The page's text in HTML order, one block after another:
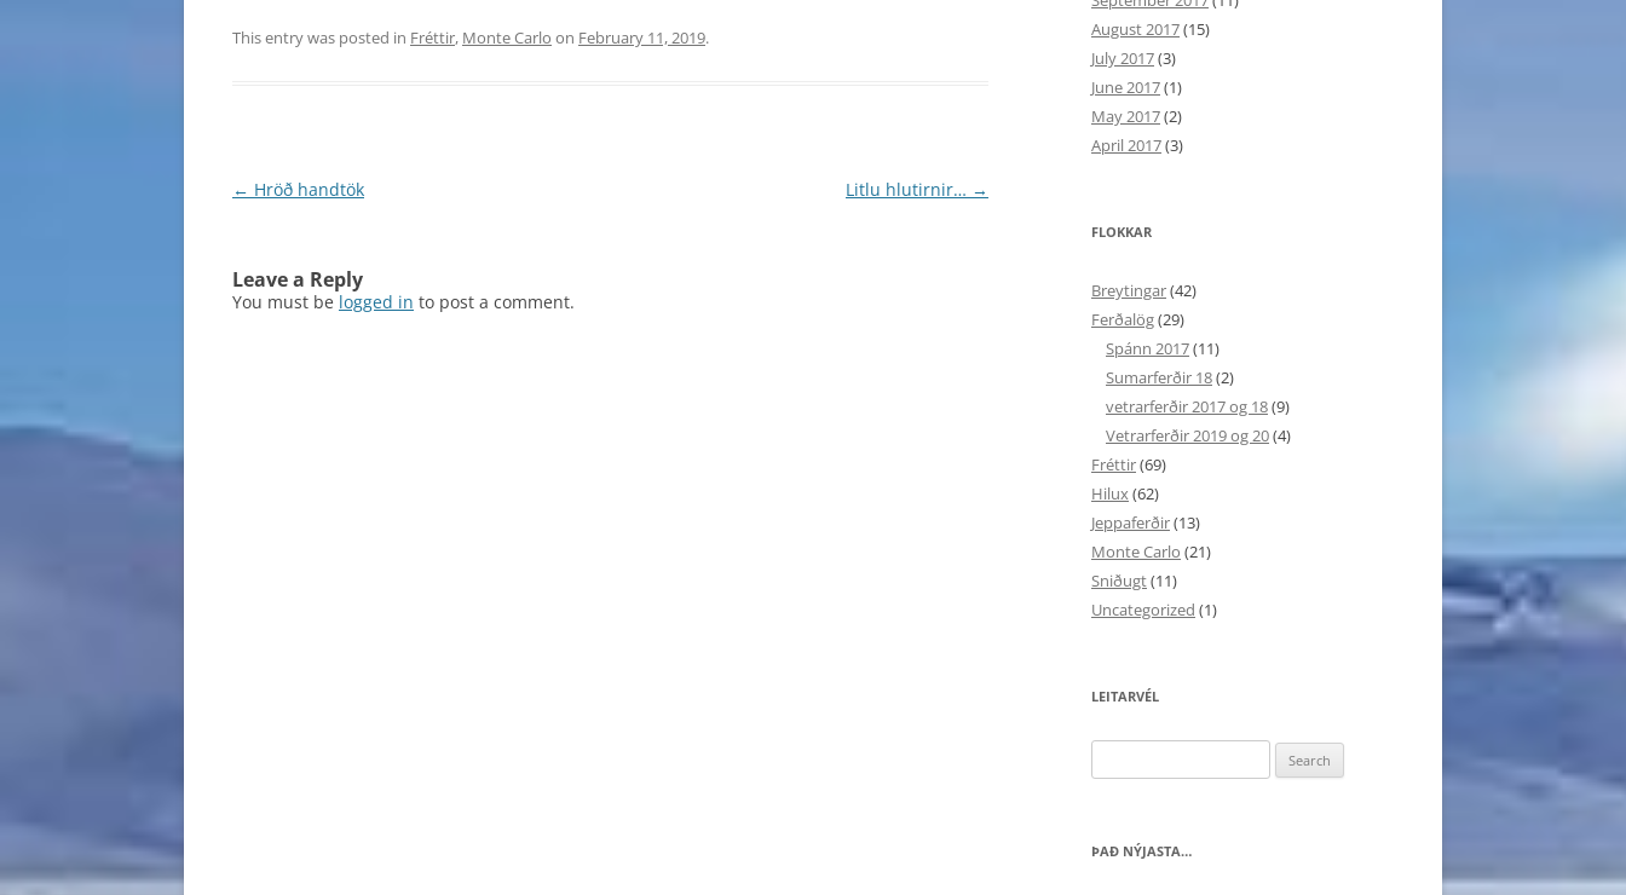
This entry was posted in Fréttir, Monte Carlo on February 11, 2019.
Post
← Hröð handtök Litlu hlutirnir… →
Leave a Reply
You must be logged in to post a comment.
August 2017(15)
July 2017(3)
June 2017(1)
May 2017(2)
April 2017(3)
FLOKKAR
Breytingar(42)
Ferðalög(29)
Spánn 2017(11)
Sumarferðir 18(2)
vetrarferðir 2017 og 18(9)
Vetrarferðir 2019 og 20(4)
Fréttir(69)
Hilux(62)
Jeppaferðir(13)
Monte Carlo (21)
Sniðugt(11)
Uncategorized (1)
LEITARVÉL
for:
ÞAÐ NÝJASTA…